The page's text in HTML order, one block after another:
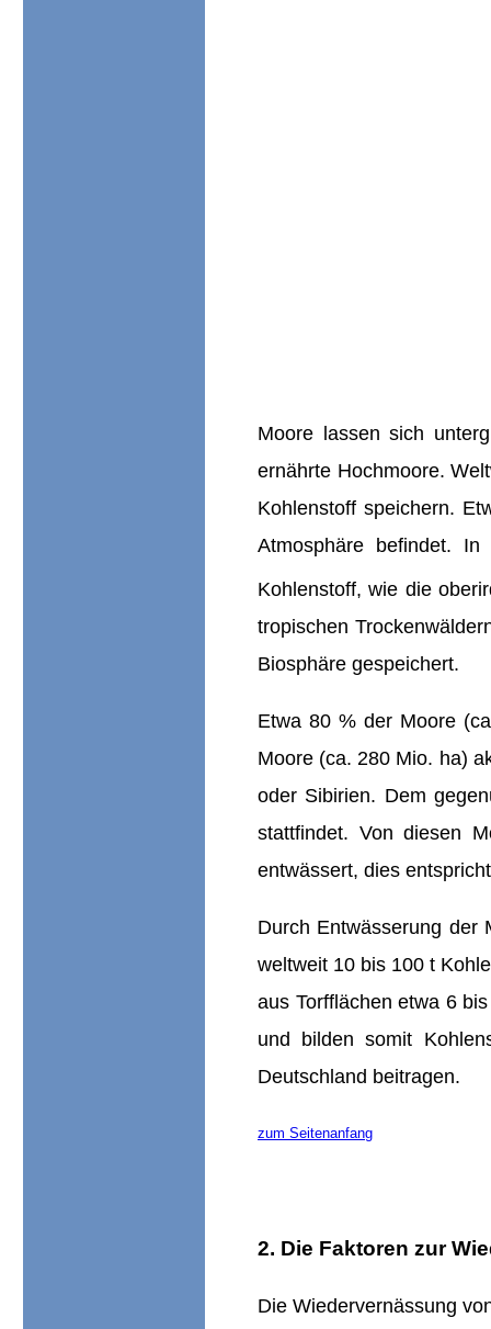
Moore lassen sich
ernährte Hochmoore.
Kohlenstoff speichern.
Atmosphäre befindet.
Kohlenstoff, wie die
tropischen
Biosphäre gespeichert.
Etwa 80 % der Moore
Moore (ca. 280 Mio. ha)
oder Sibirien. Dem
stattfindet. Von diesen
entwässert, dies
Durch Entwässerung der
weltweit 10 bis 100 t
aus Torfflächen etwa 6
und bilden somit
Deutschland beitragen.
zum Seitenanfang
2. Die Faktoren zur
Die Wiedervernässung